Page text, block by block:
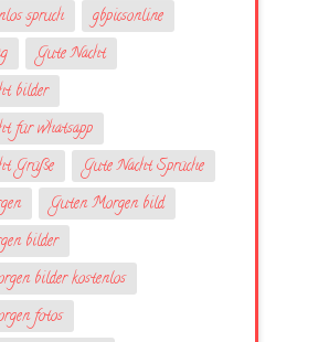
spruch
gbpicsonline
Gute Nacht
bilder
für whatsapp
Grüße
Gute Nacht Sprüche
Guten Morgen bild
bilder
bilder kostenlos
fotos